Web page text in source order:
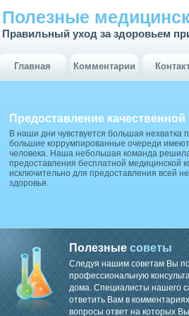
Полезные
Правильный уход за здоровьем
Главная Комментарии
Предоставление
В наши дни чувствуется большая
большие коррумпированные очереди
человека. Наша небольшая команда
предоставления бесплатной медицинской
исключительно для предоставления всей
здоровья.
Полезныесоветы
Следуя нашим советам Вы
профессиональную
дома. Специалисты нашего
ответить Вам в
вопросы ответ на которых